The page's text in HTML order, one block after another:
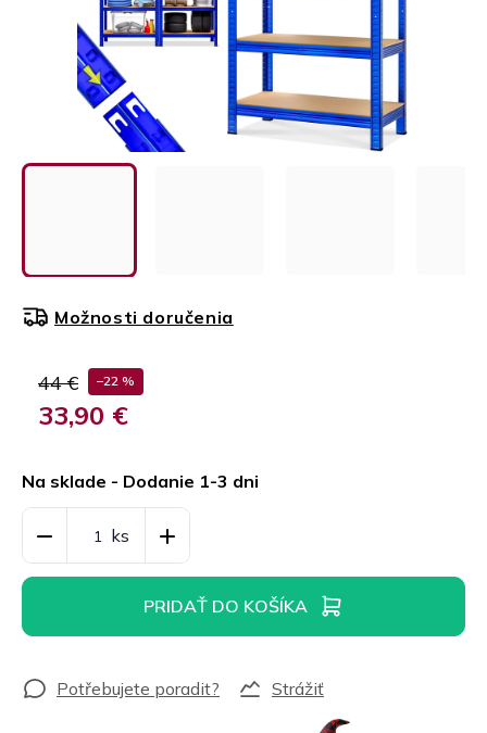
44 € –22 %
33,90 €
cena:
Na sklade - Dodanie 1-3 dni
Možnosti doručenia
PRIDAŤ DO KOŠÍKA
Strážiť